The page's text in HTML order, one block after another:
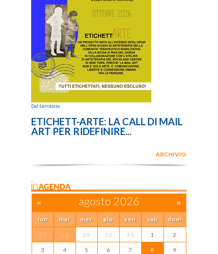
Dal territorio
ETICHETT-ARTE: LA CALL DI MAIL
ART PER RIDEFINIRE...
ARCHIVIO
inAGENDA
« agosto 2026 »
lun mar mer gio ven sab dom
27 28 29 30 31 1 2
3 4 5 6 7 8 9